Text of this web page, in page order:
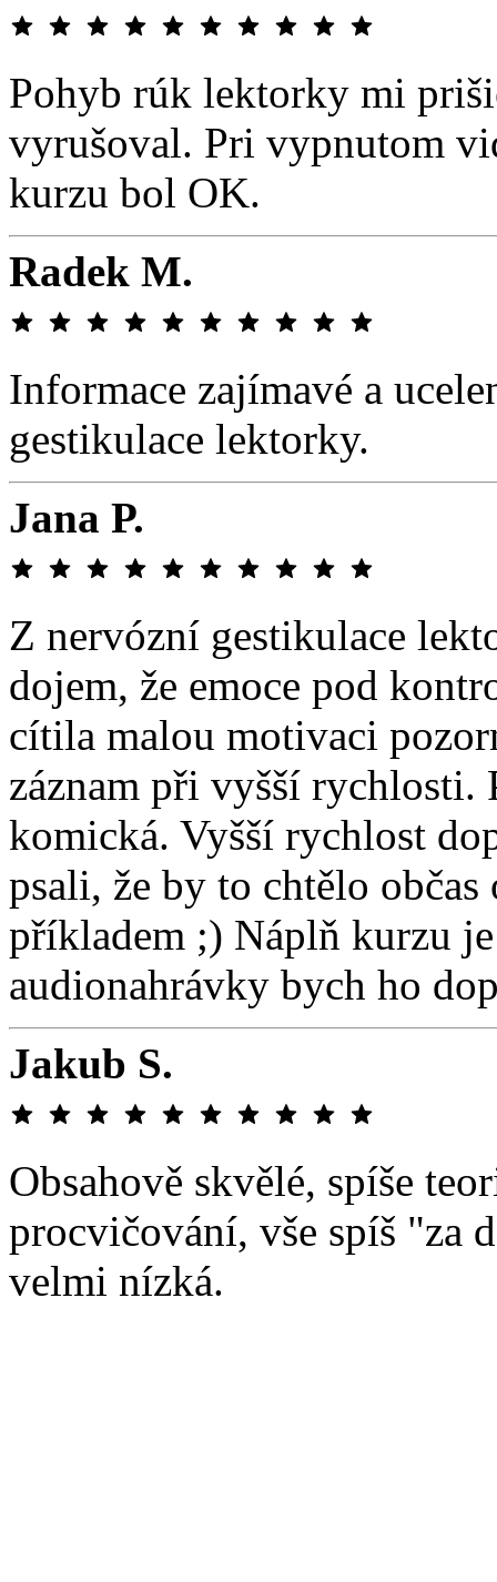
Pohyb rúk lektorky mi
vyrušoval. Pri vypnutom
kurzu bol OK.
Radek M.
Informace zajímavé a
gestikulace lektorky.
Jana P.
Z nervózní gestikulace
dojem, že emoce pod
cítila malou motivaci
záznam při vyšší rychlosti.
komická. Vyšší rychlost
psali, že by to chtělo
příkladem ;) Náplň kurzu
audionahrávky bych ho
Jakub S.
Obsahově skvělé, spíše
procvičování, vše spíš "za
velmi nízká.